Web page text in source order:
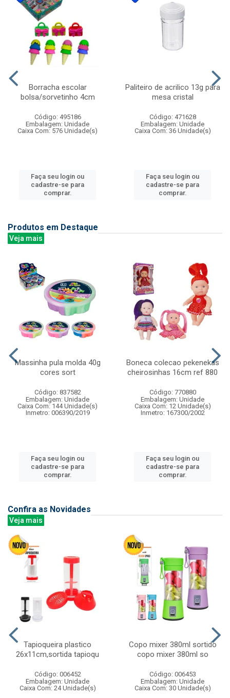
Borracha escolar
bolsa/sorvetinho 4cm
Código: 495186
Embalagem: Unidade
Caixa Com: 576 Unidade(s)
Faça seu login ou
cadastre-se para
comprar.
Paliteiro de acrilico 13g para
mesa cristal
Código: 471628
Embalagem: Unidade
Caixa Com: 36 Unidade(s)
Faça seu login ou
cadastre-se para
comprar.
Produtos em Destaque
Veja mais
Massinha pula molda 40g
cores sort
Código: 837582
Embalagem: Unidade
Caixa Com: 144 Unidade(s)
Inmetro: 006390/2019
Faça seu login ou
cadastre-se para
comprar.
Boneca colecao pekenekas
cheirosinhas 16cm ref 880
Código: 770880
Embalagem: Unidade
Caixa Com: 12 Unidade(s)
Inmetro: 167300/2002
Faça seu login ou
cadastre-se para
comprar.
Confira as Novidades
Veja mais
Tapioqueira plastico
26x11cm,sortida tapioqu
Código: 006452
Embalagem: Unidade
Caixa Com: 24 Unidade(s)
Copo mixer 380ml sortido
copo mixer 380ml so
Código: 006453
Embalagem: Unidade
Caixa Com: 30 Unidade(s)